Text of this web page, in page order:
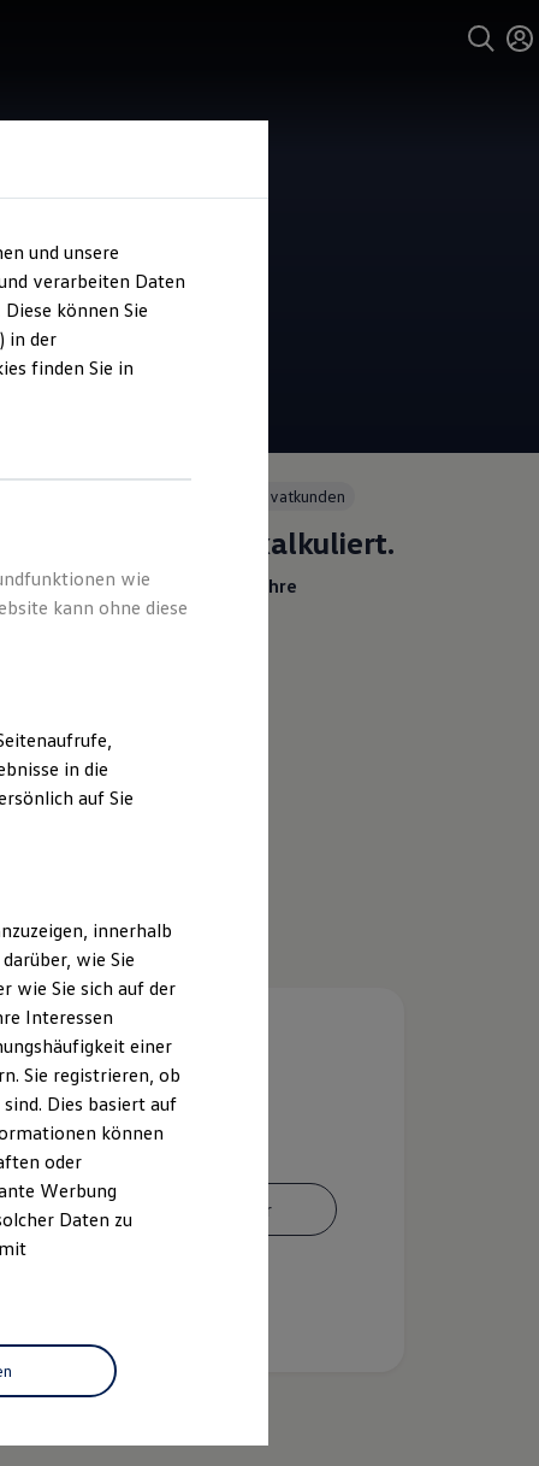
Privatkunden
Kühl kalkuliert.
Ihr Traumauto? Heiß begehrt. Ihre
Leasingrate? Eiskalt machbar.
Ansprechpartner
und unsere
verarbeiten Daten
können Sie
in der
finden Sie in
wie
kann ohne diese
in die
auf Sie
innerhalb
wie Sie
wie Sie sich auf der
Interessen
einer
Sie registrieren, ob
Dies basiert auf
können
oder
Werbung
Daten zu